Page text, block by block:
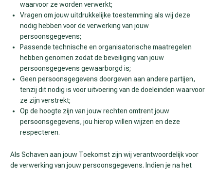
waarvoor ze worden verwerkt;
Vragen om jouw uitdrukkelijke toestemming als wij deze
nodig hebben voor de verwerking van jouw
persoonsgegevens;
Passende technische en organisatorische maatregelen
hebben genomen zodat de beveiliging van jouw
persoonsgegevens gewaarborgd is;
Geen persoonsgegevens doorgeven aan andere partijen,
tenzij dit nodig is voor uitvoering van de doeleinden waarvoor
ze zijn verstrekt;
Op de hoogte zijn van jouw rechten omtrent jouw
persoonsgegevens, jou hierop willen wijzen en deze
respecteren.
Als Schaven aan jouw Toekomst zijn wij verantwoordelijk voor
de verwerking van jouw persoonsgegevens. Indien je na het